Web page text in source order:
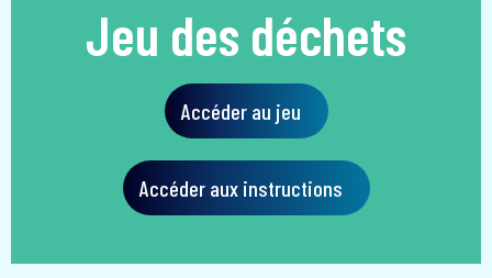
Jeu des déchets
Accéder au jeu
Accéder aux instructions